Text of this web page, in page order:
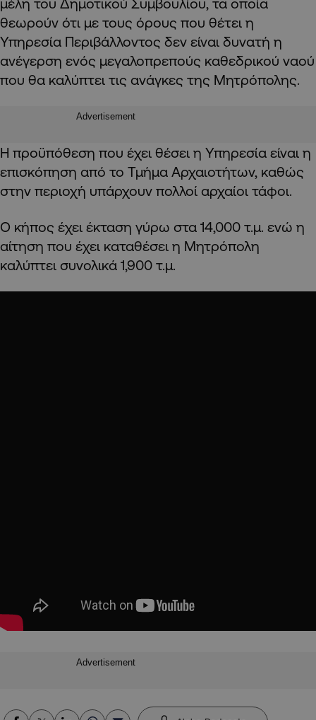
θεωρούν ότι με τους όρους που θέτει η
Υπηρεσία Περιβάλλοντος δεν είναι δυνατή η
ανέγερση ενός μεγαλοπρεπούς καθεδρικού ναού
που θα καλύπτει τις ανάγκες της Μητρόπολης.
Advertisement
Η προϋπόθεση που έχει θέσει η Υπηρεσία είναι η
επισκόπηση από το Τμήμα Αρχαιοτήτων, καθώς
στην περιοχή υπάρχουν πολλοί αρχαίοι τάφοι.
Ο κήπος έχει έκταση γύρω στα 14,000 τ.μ. ενώ η
αίτηση που έχει καταθέσει η Μητρόπολη
καλύπτει συνολικά 1,900 τ.μ.
Advertisement